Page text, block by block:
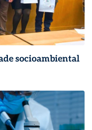
socioambiental